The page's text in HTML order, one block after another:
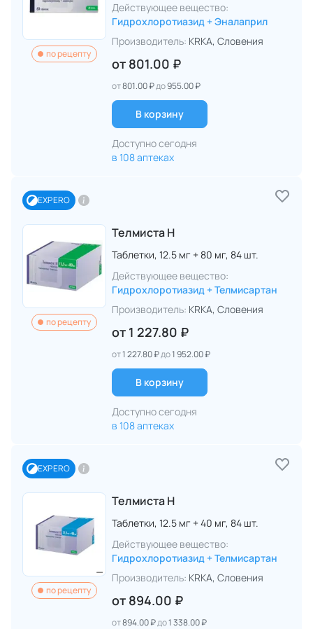
по рецепту
Действующее вещество:
Гидрохлоротиазид + Эналаприл
Производитель: KRKA, Словения
от 801.00 ₽
от801.00 ₽до955.00 ₽
В корзину
Доступно сегодня
в 108 аптеках
EXPERO
по рецепту
Телмиста Н
Таблетки, 12.5 мг + 80 мг, 84 шт.
Действующее вещество:
Гидрохлоротиазид + Телмисартан
Производитель: KRKA, Словения
от 1 227.80 ₽
от1 227.80 ₽до1 952.00 ₽
В корзину
Доступно сегодня
в 108 аптеках
EXPERO
по рецепту
Телмиста Н
Таблетки, 12.5 мг + 40 мг, 84 шт.
Действующее вещество:
Гидрохлоротиазид + Телмисартан
Производитель: KRKA, Словения
от 894.00 ₽
от894.00 ₽до1 338.00 ₽